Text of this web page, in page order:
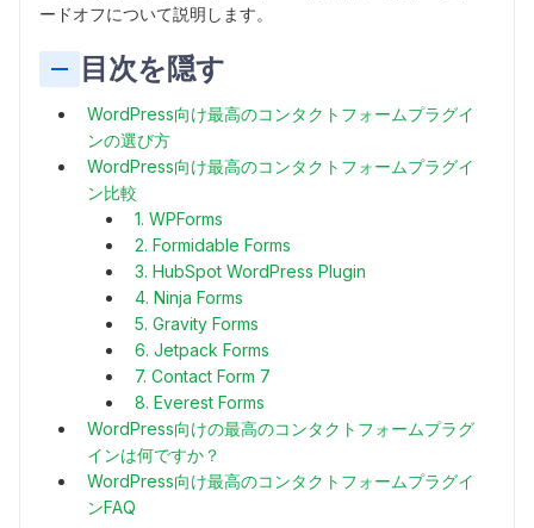
ードオフについて説明します。
目次を隠す
WordPress向け最高のコンタクトフォームプラグイ
ンの選び方
WordPress向け最高のコンタクトフォームプラグイ
ン比較
1. WPForms
2. Formidable Forms
3. HubSpot WordPress Plugin
4. Ninja Forms
5. Gravity Forms
6. Jetpack Forms
7. Contact Form 7
8. Everest Forms
WordPress向けの最高のコンタクトフォームプラグ
インは何ですか？
WordPress向け最高のコンタクトフォームプラグイ
ンFAQ